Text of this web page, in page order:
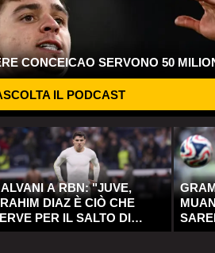
CONCEICAO SERVONO 50
IL PODCAST
A RBN: "JUVE,
DIAZ È CIÒ CHE
PER IL SALTO DI